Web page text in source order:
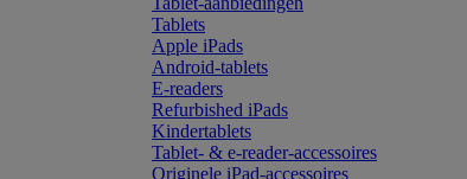
Tablets
Apple iPads
Android-tablets
E-readers
Refurbished iPads
Kindertablets
Tablet- & e-reader-accessoires
Originele iPad-accessoires